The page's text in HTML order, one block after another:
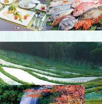
夕食メニュー例 (洋食) image
大山千枚田